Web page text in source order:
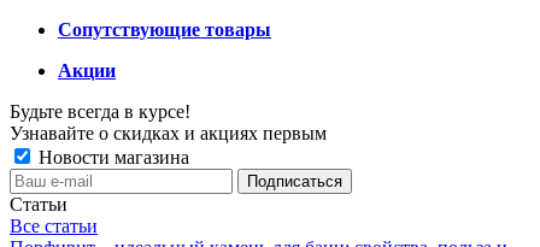
Сопутствующие товары
Акции
Будьте всегда в курсе!
Узнавайте о скидках и акциях первым
Новости магазина
Статьи
Все статьи